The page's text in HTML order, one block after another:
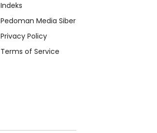
Indeks
Pedoman Media Siber
Privacy Policy
Terms of Service